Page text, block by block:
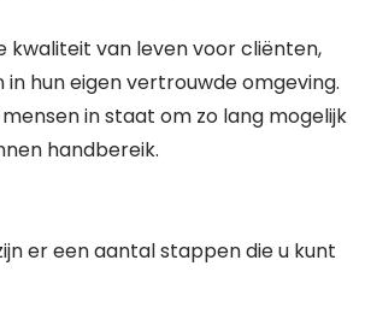
kwaliteit van leven voor cliënten,
hun eigen vertrouwde omgeving.
in staat om zo lang mogelijk
handbereik.
er een aantal stappen die u kunt